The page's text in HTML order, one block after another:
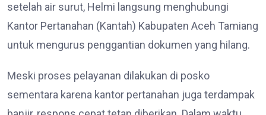
setelah air surut, Helmi langsung menghubungi
Kantor Pertanahan (Kantah) Kabupaten Aceh Tamiang
untuk mengurus penggantian dokumen yang hilang.
Meski proses pelayanan dilakukan di posko
sementara karena kantor pertanahan juga terdampak